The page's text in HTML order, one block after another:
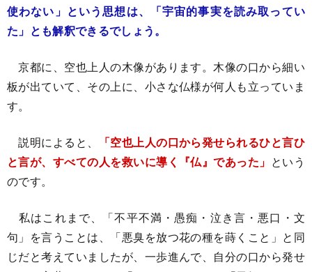
使わない」という思想は、「宇宙的事実を読み取ってい
た」とも解釈できるでしょう。
京都に、空也上人の木像があります。木像の口から細い
板が出ていて、その上に、小さな仏様が何人も立っていま
す。
説明によると、
「空也上人の口から発せられるひと言ひ
と言が、すべての人を救いに導く『仏』であった」 という
のです。
私はこれまで、「不平不満・愚痴・泣き言・悪口・文
句」を言うことは、「悪臭を放つ花の種を蒔くこと」と同
じだと考えていましたが、一歩進んで、自分の口から発せ